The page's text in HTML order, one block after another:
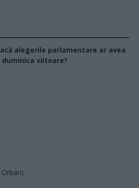
alegerile parlamentare ar avea
duminica viitoare?